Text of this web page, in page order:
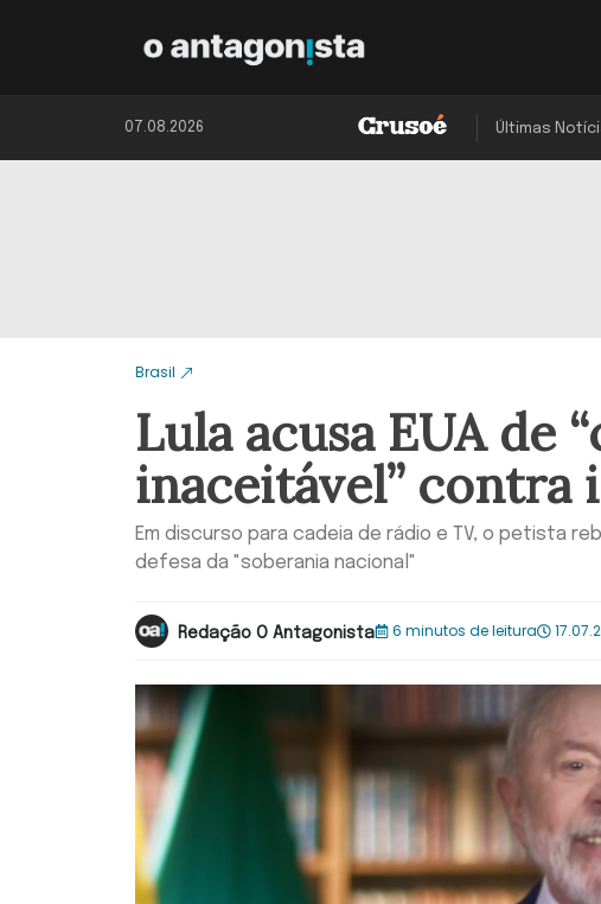
07.08.2026 Últimas
Brasil
Lula acusa EUA de
inaceitável” contra
Em discurso para cadeia de rádio e TV, o petista
defesa da "soberania nacional"
Redação O Antagonista 6 minutos de leitura